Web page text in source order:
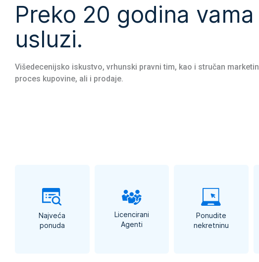
Preko 20 godina vama
usluzi.
Višedecenijsko iskustvo, vrhunski pravni tim, kao i stručan
proces kupovine, ali i prodaje.
Najveća
ponuda
Licencirani
Agenti
Ponudite
nekretninu
360°
€